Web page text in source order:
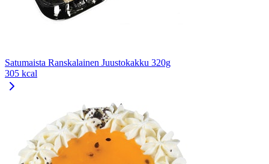
Satumaista Ranskalainen Juustokakku 320g
305 kcal